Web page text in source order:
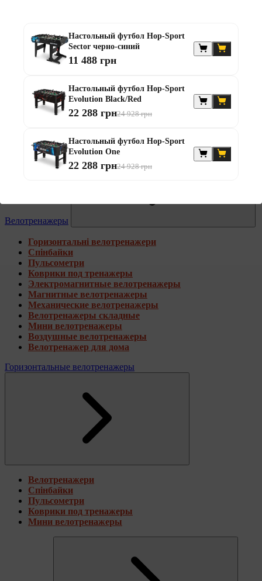
Коврики под тренажеры
Беговые дорожки компактные
Беговые дорожки складные
Беговые дорожки для ходьбы
Беговые дорожки с широким полотном
Беговые дорожки с виртуальной тренировкой
Беговые дорожки для дома
Беговые дорожки без поручней.
Велотренажеры
Горизонтальні велотренажери
Спінбайки
Пульсометри
Коврики под тренажеры
Электромагнитные велотренажеры
Магнитные велотренажеры
Механические велотренажеры
Велотренажеры складные
Мини велотренажеры
Воздушные велотренажеры
Велотренажер для дома
Горизонтальные велотренажеры
Велотренажери
Спінбайки
Пульсометри
Коврики под тренажеры
Мини велотренажеры
Настольный футбол Hop-Sport
Sector черно-синий
11 488 грн
Настольный футбол Hop-Sport
Evolution Black/Red
22 288 грн24 928 грн
Настольный футбол Hop-Sport
Evolution One
22 288 грн24 928 грн